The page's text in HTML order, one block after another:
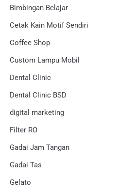
Bimbingan Belajar
Cetak Kain Motif Sendiri
Coffee Shop
Custom Lampu Mobil
Dental Clinic
Dental Clinic BSD
digital marketing
Filter RO
Gadai Jam Tangan
Gadai Tas
Gelato